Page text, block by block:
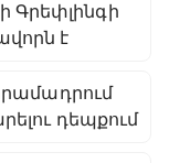
է
դեպքում